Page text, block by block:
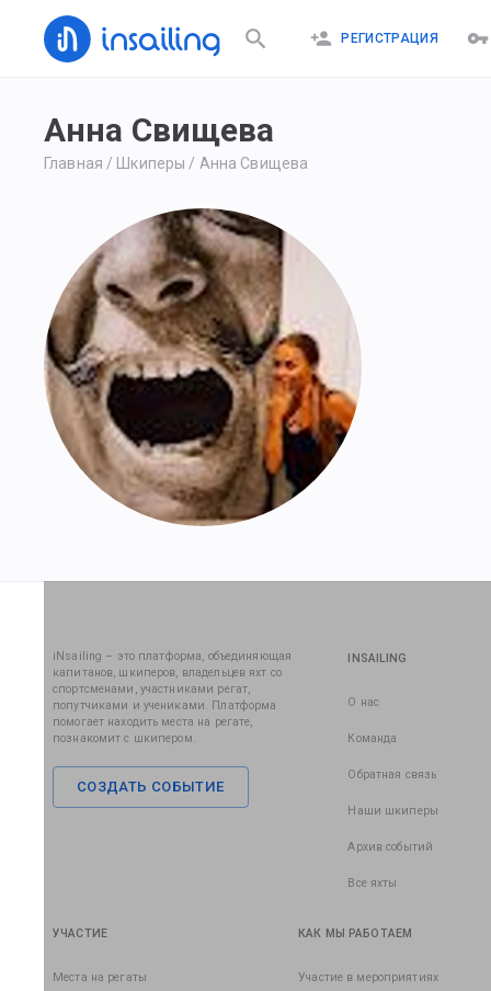
РЕГИСТРАЦИЯ
Анна Свищева
Главная / Шкиперы / Анна Свищева
iNsailing – это платформа, объединяющая
капитанов, шкиперов, владельцев яхт со
спортсменами, участниками регат,
попутчиками и учениками. Платформа
помогает находить места на регате,
познакомит с шкипером.
СОЗДАТЬ СОБЫТИЕ
INSAILING
О нас
Команда
Обратная связь
Наши шкиперы
Архив событий
Все яхты
УЧАСТИЕ
Места на регаты
КАК МЫ РАБОТАЕМ
Участие в мероприятиях